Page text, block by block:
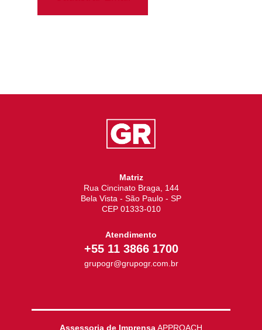
Matriz
Rua Cincinato Braga, 144
Bela Vista - São Paulo - SP
CEP 01333-010
Atendimento
+55 11 3866 1700
grupogr@grupogr.com.br
Assessoria de ImprensaAPPROACH